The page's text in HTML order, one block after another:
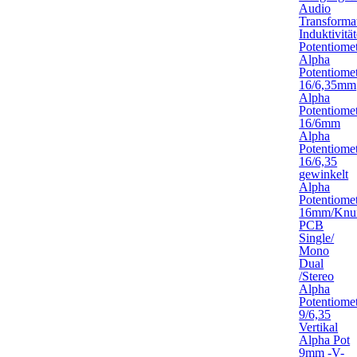
Audio
Alpha
16/6,35mm
Alpha
16/6mm
Alpha
16/6,35
gewinkelt
Alpha
16mm/
PCB
Single/
Mono
Dual
/Stereo
Alpha
9/6,35
Vertikal
Alpha Pot
9mm -V-